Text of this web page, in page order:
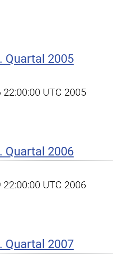
Quartal 2005
UTC 2005
Quartal 2006
UTC 2006
Quartal 2007